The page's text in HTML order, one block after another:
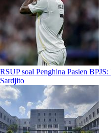
RSUP soal Penghina Pasien
Sardjito